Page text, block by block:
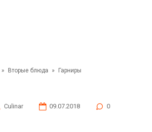
» Вторые блюда » Гарниры
Сulinar 09.07.2018
0